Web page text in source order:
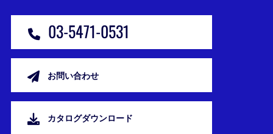
03-5471-0531
お問い合わせ
カタログダウンロード